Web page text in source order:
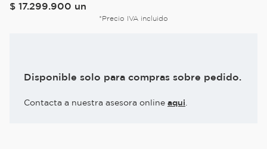
$ 17.299.900 un
*Precio IVA incluido
Disponible solo para compras sobre pedido.
Contacta a nuestra asesora online aqui